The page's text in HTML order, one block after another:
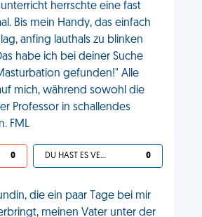
herrschte eine fast
Bis mein Handy, das einfach
anfing lauthals zu blinken
habe ich bei deiner Suche
gefunden!" Alle
mich, während sowohl die
Professor in schallendes
FML
0 DU HAST ES VERDIENT 0
die ein paar Tage bei mir
meinen Vater unter der